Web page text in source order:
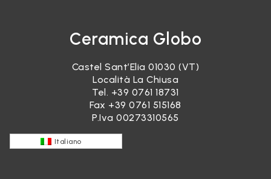
Ceramica Globo
Castel Sant’Elia 01030 (VT)
Località La Chiusa
Tel. +39 0761 18731
Fax +39 0761 515168
P.Iva 00273310565
Italiano